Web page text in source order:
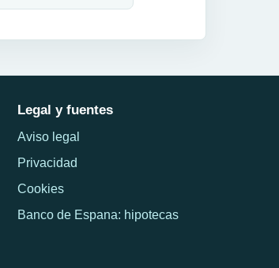
Legal y fuentes
Aviso legal
Privacidad
Cookies
Banco de Espana: hipotecas